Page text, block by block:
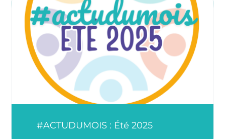
#ACTUDUMOIS : Été 2025